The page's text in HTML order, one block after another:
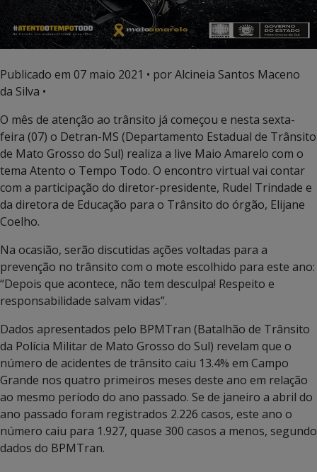
Publicado em 07 maio 2021 • por Alcineia Santos Maceno
da Silva •
O mês de atenção ao trânsito já começou e nesta sexta-
feira (07) o Detran-MS (Departamento Estadual de Trânsito
de Mato Grosso do Sul) realiza a live Maio Amarelo com o
tema Atento o Tempo Todo. O encontro virtual vai contar
com a participação do diretor-presidente, Rudel Trindade e
da diretora de Educação para o Trânsito do órgão, Elijane
Coelho.
Na ocasião, serão discutidas ações voltadas para a
prevenção no trânsito com o mote escolhido para este ano:
“Depois que acontece, não tem desculpa! Respeito e
responsabilidade salvam vidas”.
Dados apresentados pelo BPMTran (Batalhão de Trânsito
da Polícia Militar de Mato Grosso do Sul) revelam que o
número de acidentes de trânsito caiu 13.4% em Campo
Grande nos quatro primeiros meses deste ano em relação
ao mesmo período do ano passado. Se de janeiro a abril do
ano passado foram registrados 2.226 casos, este ano o
número caiu para 1.927, quase 300 casos a menos, segundo
dados do BPMTran.